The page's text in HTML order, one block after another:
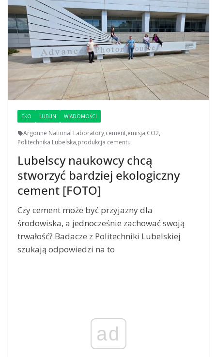
EKO LUBLIN WIADOMOŚCI
Argonne National Laboratory,cement,emisja CO2,
Politechnika Lubelska,produkcja cementu
Lubelscy naukowcy chcą
stworzyć bardziej ekologiczny
cement [FOTO]
Czy cement może być przyjazny dla
środowiska, a jednocześnie zachować swoją
trwałość? Badacze z Politechniki Lubelskiej
szukają odpowiedzi na to
ad